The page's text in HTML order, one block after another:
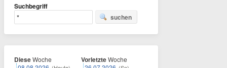
Suchbegriff
suchen
DieseWoche
VorletzteWoche